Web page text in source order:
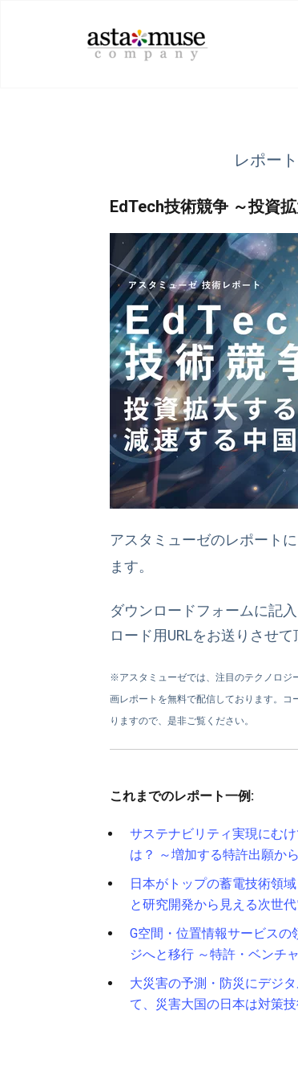
レポー
EdTech技術競争 ～投資
アスタミューゼのレポート
ます。
ダウンロードフォームに記
ロード用URLをお送りさせて
※アスタミューゼでは、注目のテクノロジ
画レポートを無料で配信しております。コ
りますので、是非ご覧ください。
これまでのレポート一例:
サステナビリティ実現にむ
は？ ～増加する特許出願か
日本がトップの蓄電技術領
と研究開発から見える次世
G空間・位置情報サービス
ジへと移行 ～特許・ベンチ
大災害の予測・防災にデジ
て、災害大国の日本は対策